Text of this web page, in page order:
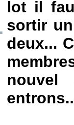
lot il
sortir
deux...
nouvel
entrons..